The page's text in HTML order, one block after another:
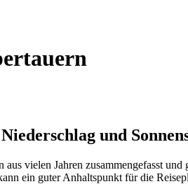
und
aus vielen Jahren zusammengefasst
ein guter Anhaltspunkt für die